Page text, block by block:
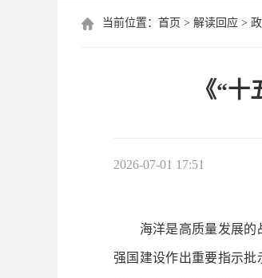
 当前位置： 首页 > 解读回应 >
《“
2026-07-01 17:51
海洋是高质量发展的战
强国建设作出重要指示